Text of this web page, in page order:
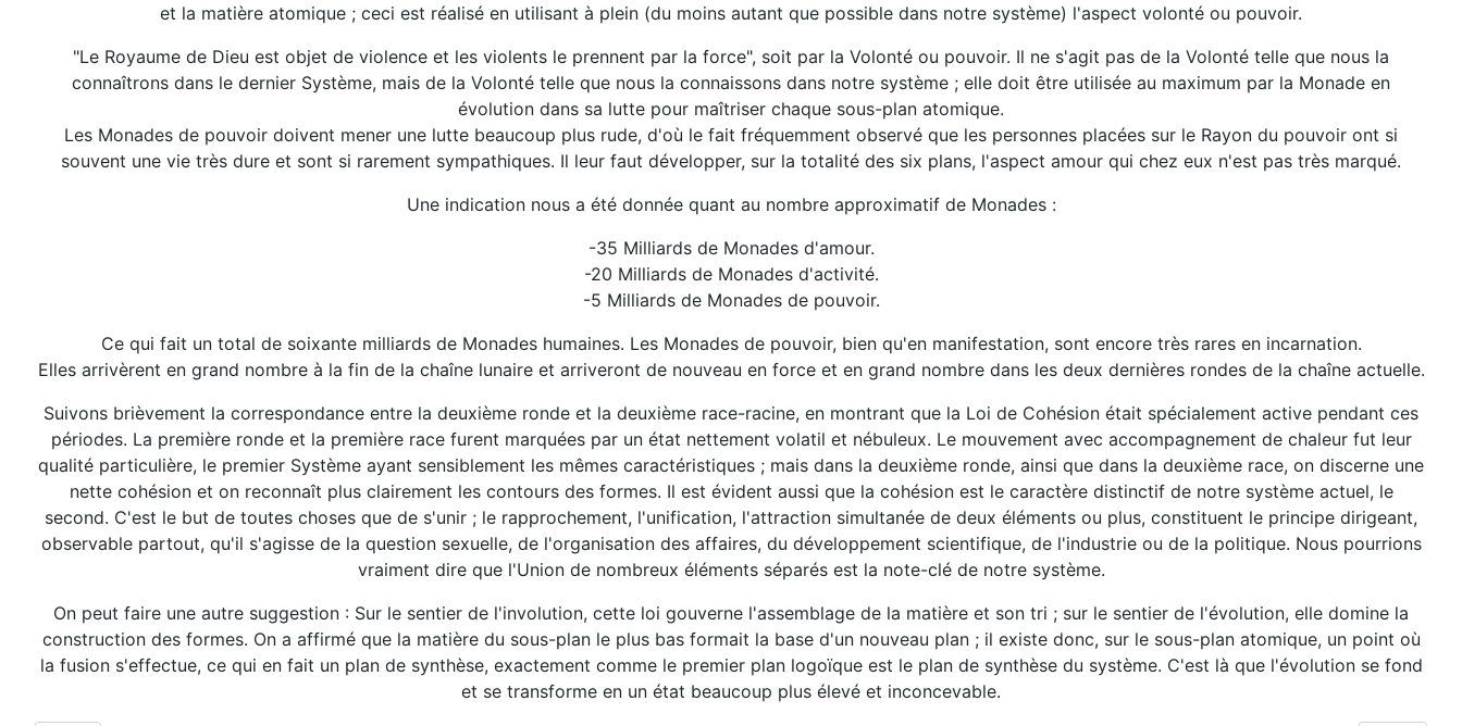
et la matière atomique ; ceci est réalisé en utilisant à plein (du moins autant que possible dans notre système) l'aspect volonté ou pouvoir.
"Le Royaume de Dieu est objet de violence et les violents le prennent par la force", soit par la Volonté ou pouvoir. Il ne s'agit pas de la Volonté telle que nous la
connaîtrons dans le dernier Système, mais de la Volonté telle que nous la connaissons dans notre système ; elle doit être utilisée au maximum par la Monade en
évolution dans sa lutte pour maîtriser chaque sous-plan atomique.
Les Monades de pouvoir doivent mener une lutte beaucoup plus rude, d'où le fait fréquemment observé que les personnes placées sur le Rayon du pouvoir ont si
souvent une vie très dure et sont si rarement sympathiques. Il leur faut développer, sur la totalité des six plans, l'aspect amour qui chez eux n'est pas très marqué.
Une indication nous a été donnée quant au nombre approximatif de Monades :
-35 Milliards de Monades d'amour.
-20 Milliards de Monades d'activité.
-5 Milliards de Monades de pouvoir.
Ce qui fait un total de soixante milliards de Monades humaines. Les Monades de pouvoir, bien qu'en manifestation, sont encore très rares en incarnation.
Elles arrivèrent en grand nombre à la fin de la chaîne lunaire et arriveront de nouveau en force et en grand nombre dans les deux dernières rondes de la chaîne actuelle.
Suivons brièvement la correspondance entre la deuxième ronde et la deuxième race-racine, en montrant que la Loi de Cohésion était spécialement active pendant ces
périodes. La première ronde et la première race furent marquées par un état nettement volatil et nébuleux. Le mouvement avec accompagnement de chaleur fut leur
qualité particulière, le premier Système ayant sensiblement les mêmes caractéristiques ; mais dans la deuxième ronde, ainsi que dans la deuxième race, on discerne une
nette cohésion et on reconnaît plus clairement les contours des formes. Il est évident aussi que la cohésion est le caractère distinctif de notre système actuel, le
second. C'est le but de toutes choses que de s'unir ; le rapprochement, l'unification, l'attraction simultanée de deux éléments ou plus, constituent le principe dirigeant,
observable partout, qu'il s'agisse de la question sexuelle, de l'organisation des affaires, du développement scientifique, de l'industrie ou de la politique. Nous pourrions
vraiment dire que l'Union de nombreux éléments séparés est la note-clé de notre système.
On peut faire une autre suggestion : Sur le sentier de l'involution, cette loi gouverne l'assemblage de la matière et son tri ; sur le sentier de l'évolution, elle domine la
construction des formes. On a affirmé que la matière du sous-plan le plus bas formait la base d'un nouveau plan ; il existe donc, sur le sous-plan atomique, un point où
la fusion s'effectue, ce qui en fait un plan de synthèse, exactement comme le premier plan logoïque est le plan de synthèse du système. C'est là que l'évolution se fond
et se transforme en un état beaucoup plus élevé et inconcevable.